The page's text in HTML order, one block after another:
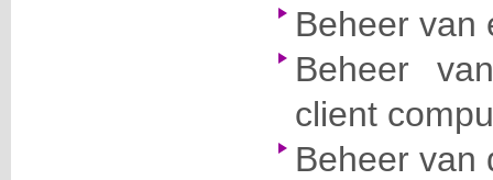
Beheer van
Beheer
client
Beheer van